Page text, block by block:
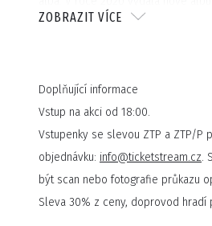
půl".
Český slavík se třikrát stala
slavicí. Je držitelkou zlaté desky za
platinové desky v Česku ale také
dvojplatinové desky na Slovensku
také zlaté desky v ČR a SR za
roce 1998 se stala nejprodávanější
ZOBRAZIT VÍCE
Doplňující informace
Vstup na akci od 18:00.
Vstupenky se slevou ZTP a ZTP/P
objednávku: info@ticketstream.cz.
být scan nebo fotografie průkazu
Sleva 30% z ceny, doprovod hradí